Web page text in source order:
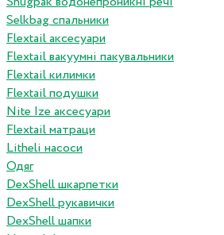
Selkbag спальники
Flextail аксесуари
Flextail вакуумні пакувальники
Flextail килимки
Flextail подушки
Nite Ize аксесуари
Flextail матраци
Litheli насоси
Одяг
DexShell шкарпетки
DexShell рукавички
DexShell шапки